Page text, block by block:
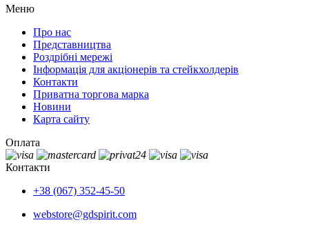
Меню
Про нас
Представництва
Роздрібні мережі
Інформація для акціонерів та стейкхолдерів
Контакти
Приватна торгова марка
Новини
Карта сайту
Оплата
Контакти
+38 (067) 352-45-50
webstore@gdspirit.com